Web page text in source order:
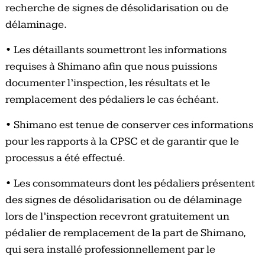
recherche de signes de désolidarisation ou de
délaminage.
• Les détaillants soumettront les informations
requises à Shimano afin que nous puissions
documenter l’inspection, les résultats et le
remplacement des pédaliers le cas échéant.
• Shimano est tenue de conserver ces informations
pour les rapports à la CPSC et de garantir que le
processus a été effectué.
• Les consommateurs dont les pédaliers présentent
des signes de désolidarisation ou de délaminage
lors de l’inspection recevront gratuitement un
pédalier de remplacement de la part de Shimano,
qui sera installé professionnellement par le